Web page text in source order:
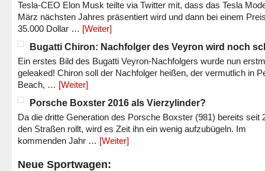
Tesla-CEO Elon Musk teilte via Twitter mit, dass das Tesla
März nächsten Jahres präsentiert wird und dann bei einem
35.000 Dollar … [Weiter]
Bugatti Chiron: Nachfolger des Veyron wird noch
Ein erstes Bild des Bugatti Veyron-Nachfolgers wurde nun
geleaked! Chiron soll der Nachfolger heißen, der vermutlich in
Beach, … [Weiter]
Porsche Boxster 2016 als Vierzylinder?
Da die dritte Generation des Porsche Boxster (981) bereits seit
den Straßen rollt, wird es Zeit ihn ein wenig aufzubügeln. Im
kommenden Jahr … [Weiter]
Neue Sportwagen: